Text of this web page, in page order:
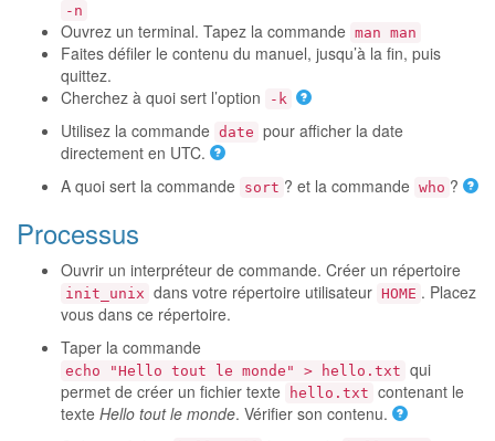
-n
Ouvrez un terminal. Tapez la commande man man
Faites défiler le contenu du manuel, jusqu’à la fin, puis
quittez.
Cherchez à quoi sert l’option
-k
Utilisez la commande date pour afficher la date
directement en UTC.
A quoi sert la commande sort ? et la commande who ?
Processus
Ouvrir un interpréteur de commande. Créer un répertoire
init_unix dans votre répertoire utilisateur HOME . Placez
vous dans ce répertoire.
Taper la commande
echo "Hello tout le monde" > hello.txt qui
permet de créer un fichier texte
hello.txt contenant le
texte Hello tout le monde. Vérifier son contenu.